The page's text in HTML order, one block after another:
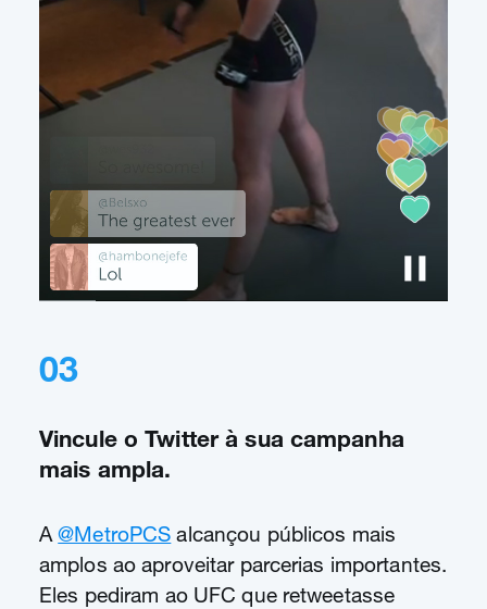
03
Vincule o Twitter à sua campanha
mais ampla.
A@MetroPCS alcançou públicos mais
amplos ao aproveitar parcerias importantes.
Eles pediram ao UFC que retweetasse